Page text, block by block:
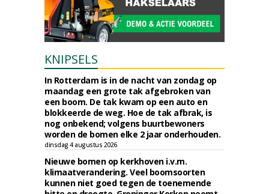
KNIPSELS
In Rotterdam is in de nacht van zondag op
maandag een grote tak afgebroken van
een boom. De tak kwam op een auto en
blokkeerde de weg. Hoe de tak afbrak, is
nog onbekend; volgens buurtbewoners
worden de bomen elke 2 jaar onderhouden.
dinsdag 4 augustus 2026
Nieuwe bomen op kerkhoven i.v.m.
klimaatverandering. Veel boomsoorten
kunnen niet goed tegen de toenemende